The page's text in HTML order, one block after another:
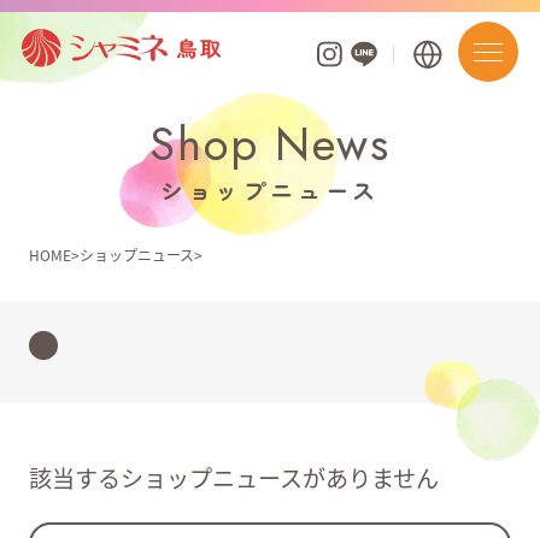
フロアガイド
ショップを探す
ポイントアプリ・カード
営業時間・駐車場案内
Shop News
ショップニュース
HOME ショップニュース
該当するショップニュースがありません